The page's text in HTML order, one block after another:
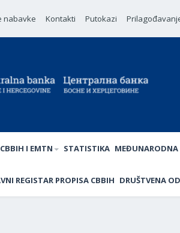
nabavke Kontakti Putokazi
I EMTN STATISTIKA MEĐUNARODNA
REGISTAR PROPISA CBBIH DRUŠTVENA